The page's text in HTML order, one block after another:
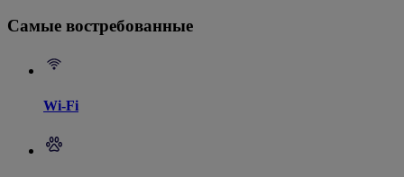
Самые востребованные
Wi-Fi